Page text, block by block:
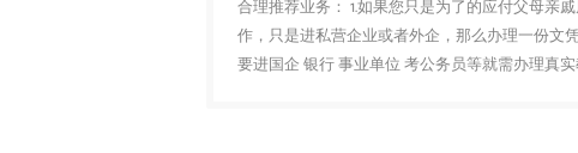
合理推荐业务： 1.如果您只是为了的应付父母亲
作，只是进私营企业或者外企，那么办理一份文
要进国企 银行 事业单位 考公务员等就需办理真实